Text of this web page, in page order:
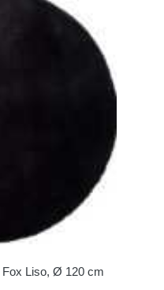
Liso, Ø 120 cm